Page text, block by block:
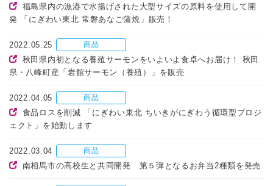
福島県内の漁港で水揚げされた大型サイズの原料を使用して開
発 「にぎわい東北 常磐あなご蒲焼」販売！
2022.05.25 商品
秋田県内初となる養殖サーモンをいよいよ食卓へお届け！ 秋田
県・八峰町産「岩館サーモン（養殖）」を販売
2022.04.05 商品
食品ロスを削減 「にぎわい東北 ちいきがにぎわう循環型プロジ
ェクト」を始動します
2022.03.04 商品
南相馬市の高校生と共同開発 第５弾となるお弁当2種類を発売